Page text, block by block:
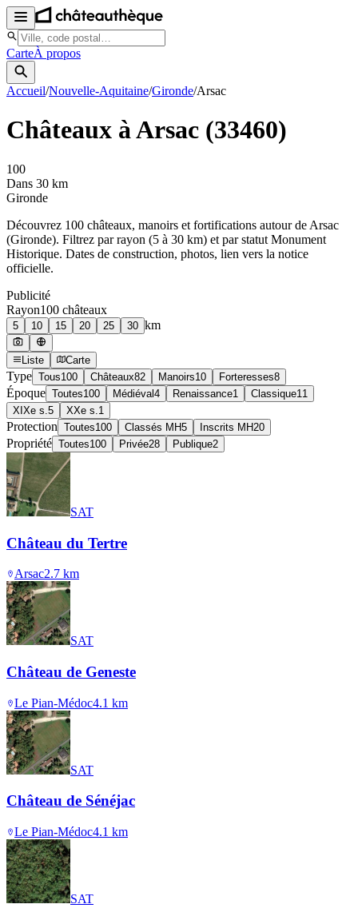
CarteÀ propos
Accueil/Nouvelle-Aquitaine/Gironde/Arsac
Châteaux àArsac (33460)
100
Dans 30 km
Gironde
Découvrez 100 châteaux, manoirs et fortifications autour de Arsac
(Gironde). Filtrez par rayon (5 à 30 km) et par statut Monument
Historique. Dates de construction, photos, lien vers la notice
officielle.
Publicité
Rayon100 châteaux
5 10 15 20 25 30 km
Liste Carte
Type Tous100 Châteaux82 Manoirs10 Forteresses8
Époque Toutes100 Médiéval 4 Renaissance1 Classique11
XIXe s. 5 XXe s. 1
Protection Toutes100 Classés MH5 Inscrits MH20
Propriété Toutes100 Privée28 Publique2
SAT
Château du Tertre
Arsac2.7 km
SAT
Château de Geneste
Le Pian-Médoc4.1 km
SAT
Château de Sénéjac
Le Pian-Médoc4.1 km
SAT